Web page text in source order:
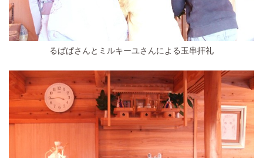
るぱぱさんとミルキーユさんによる玉串拝礼